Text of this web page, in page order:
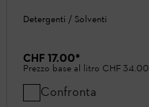
Detergenti / Solventi
CHF 17.00*
Prezzo base al litro CHF 34.00
Confronta